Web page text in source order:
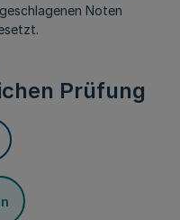
Noten
Prüfung